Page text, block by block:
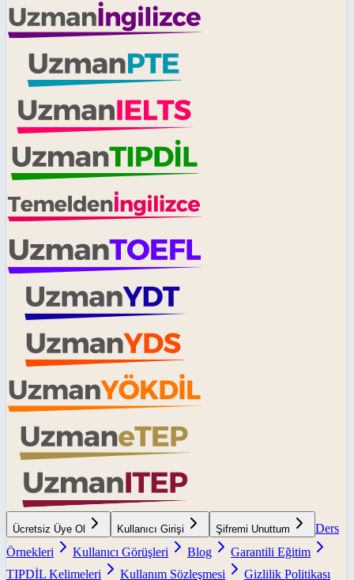
Ücretsiz Üye Ol Kullanıcı Girişi Şifremi Unuttum
Ders
Örnekleri
Kullanıcı Görüşleri Blog
Garantili Eğitim
TIPDİL Kelimeleri
Kullanım Sözleşmesi
Gizlilik Politikası